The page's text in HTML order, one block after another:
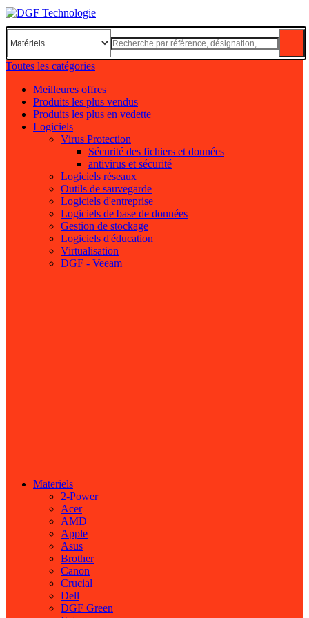
Toutes les catégories
Meilleures offres
Produits les plus vendus
Produits les plus en vedette
Logiciels
Virus Protection
Sécurité des fichiers et données
antivirus et sécurité
Logiciels réseaux
Outils de sauvegarde
Logiciels d'entreprise
Logiciels de base de données
Gestion de stockage
Logiciels d'éducation
Virtualisation
DGF - Veeam
Materiels
2-Power
Acer
AMD
Apple
Asus
Brother
Canon
Crucial
Dell
DGF Green